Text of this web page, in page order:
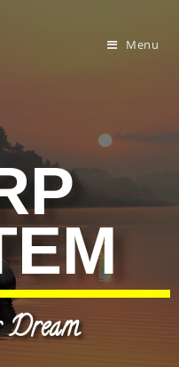
Menu